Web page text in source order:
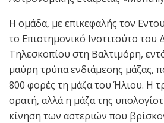
Η ομάδα, με επικεφαλής τον
το Επιστημονικό Ινστιτούτο του
Τηλεσκοπίου στη Βαλτιμόρη,
μαύρη τρύπα ενδιάμεσης μάζας,
800 φορές τη μάζα του Ήλιου. Η
ορατή, αλλά η μάζα της
κίνηση των αστεριών που